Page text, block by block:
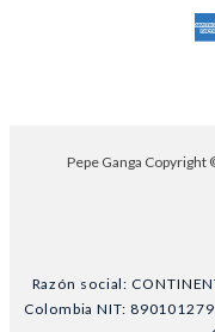
Pepe Ganga
Razón social:
Colombia NIT: